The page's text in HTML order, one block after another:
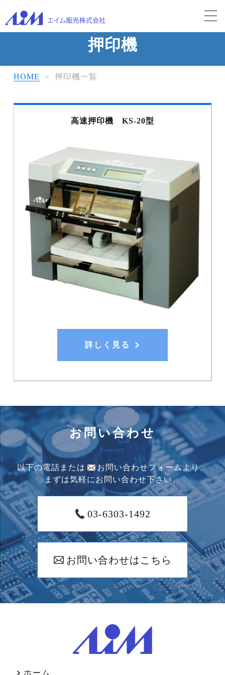
押印機
HOME > 押印機一覧
高速押印機 KS-20型
詳しく見る
お問い合わせ
Contact
以下の電話または
お問い合わせフォームより、
まずは気軽にお問い合わせ下さい。
03-6303-1492
お問い合わせはこちら
ホーム